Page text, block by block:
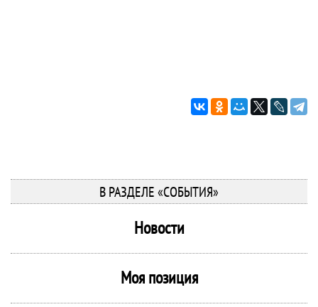
В РАЗДЕЛЕ «СОБЫТИЯ»
Новости
Моя позиция